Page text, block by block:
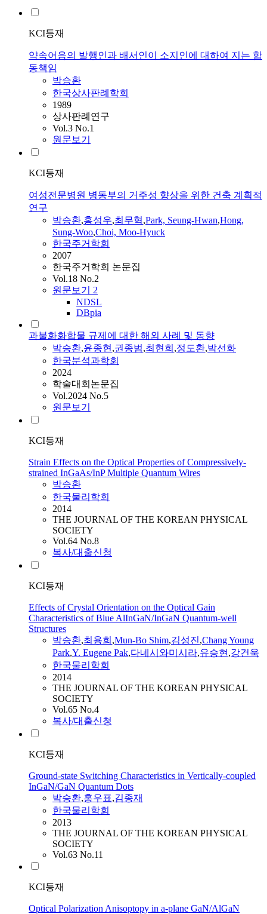
KCI등재
약속어음의 발행인과 배서인이 소지인에 대하여 지는 합
동책임
박승환
한국상사판례학회
1989
상사판례연구
Vol.3 No.1
원문보기
KCI등재
여성전문병원 병동부의 거주성 향상을 위한 건축 계획적
연구
박승환,홍성우,최무혁,Park, Seung-Hwan,Hong,
Sung-Woo,Choi, Moo-Hyuck
한국주거학회
2007
한국주거학회 논문집
Vol.18 No.2
원문보기 2
NDSL
DBpia
과불화화합물 규제에 대한 해외 사례 및 동향
박승환,윤종현,권종범,최현희 ,정도환,박선화
한국분석과학회
2024
학술대회논문집
Vol.2024 No.5
원문보기
KCI등재
Strain Effects on the Optical Properties of Compressively-
strained InGaAs/InP Multiple Quantum Wires
박승환
한국물리학회
2014
THE JOURNAL OF THE KOREAN PHYSICAL
SOCIETY
Vol.64 No.8
복사/대출신청
KCI등재
Effects of Crystal Orientation on the Optical Gain
Characteristics of Blue AlInGaN/InGaN Quantum-well
Structures
박승환,최용희 ,Mun-Bo Shim,김성진,Chang Young
Park,Y. Eugene Pak,다네시와미시라,유승현,강건욱
한국물리학회
2014
THE JOURNAL OF THE KOREAN PHYSICAL
SOCIETY
Vol.65 No.4
복사/대출신청
KCI등재
Ground-state Switching Characteristics in Vertically-coupled
InGaN/GaN Quantum Dots
박승환,홍우표,김종재
한국물리학회
2013
THE JOURNAL OF THE KOREAN PHYSICAL
SOCIETY
Vol.63 No.11
KCI등재
Optical Polarization Anisoptopy in a-plane GaN/AlGaN